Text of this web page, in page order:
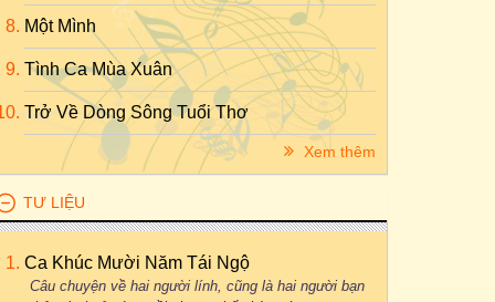
Một Mình
Tình Ca Mùa Xuân
Trở Về Dòng Sông Tuổi Thơ
Xem thêm
TƯ LIỆU
Ca Khúc Mười Năm Tái Ngộ
Câu chuyện về hai người lính, cũng là hai người bạn